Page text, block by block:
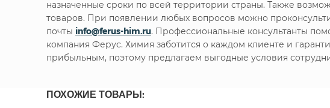
назначенные сроки по всей территории страны. Также
товаров. При появлении любых вопросов можно
почты info@ferus-him.ru. Профессиональные консультанты
компания Ферус. Химия заботится о каждом клиенте и
прибыльным, поэтому предлагаем выгодные условия
ПОХОЖИЕ ТОВАРЫ: